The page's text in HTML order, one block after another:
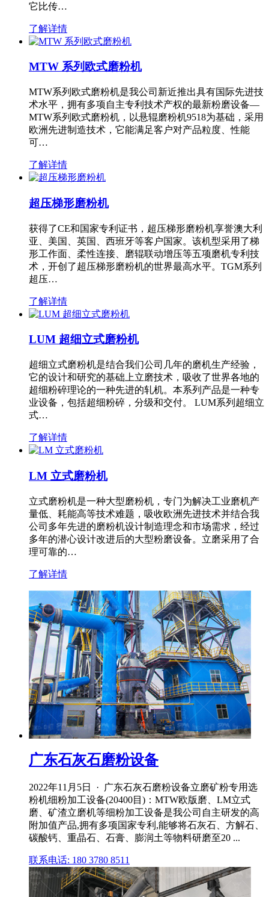
它比传…
了解详情
MTW 系列欧式磨粉机
MTW系列欧式磨粉机是我公司新近推出具有国际先进技
术水平，拥有多项自主专利技术产权的最新粉磨设备—
MTW系列欧式磨粉机，以悬辊磨粉机9518为基础，采用
欧洲先进制造技术，它能满足客户对产品粒度、性能
可…
了解详情
超压梯形磨粉机
获得了CE和国家专利证书，超压梯形磨粉机享誉澳大利
亚、美国、英国、西班牙等客户国家。该机型采用了梯
形工作面、柔性连接、磨辊联动增压等五项磨机专利技
术，开创了超压梯形磨粉机的世界最高水平。TGM系列
超压…
了解详情
LUM 超细立式磨粉机
超细立式磨粉机是结合我们公司几年的磨机生产经验，
它的设计和研究的基础上立磨技术，吸收了世界各地的
超细粉碎理论的一种先进的轧机。本系列产品是一种专
业设备，包括超细粉碎，分级和交付。 LUM系列超细立
式…
了解详情
LM 立式磨粉机
立式磨粉机是一种大型磨粉机，专门为解决工业磨机产
量低、耗能高等技术难题，吸收欧洲先进技术并结合我
公司多年先进的磨粉机设计制造理念和市场需求，经过
多年的潜心设计改进后的大型粉磨设备。立磨采用了合
理可靠的…
了解详情
广东石灰石磨粉设备
2022年11月5日 · 广东石灰石磨粉设备立磨矿粉专用选
粉机细粉加工设备(20400目)：MTW欧版磨、LM立式
磨、矿渣立磨机等细粉加工设备是我公司自主研发的高
附加值产品,拥有多项国家专利,能够将石灰石、方解石、
碳酸钙、重晶石、石膏、膨润土等物料研磨至20 ...
联系电话: 180 3780 8511